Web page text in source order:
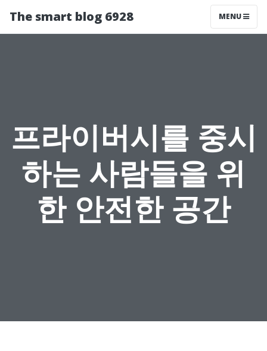
The smart blog 6928 MENU
프라이버시를 중시
하는 사람들을 위
한 안전한 공간